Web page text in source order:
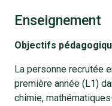
Enseignement
Objectifs
La personne recrutée
première année (L1)
chimie,